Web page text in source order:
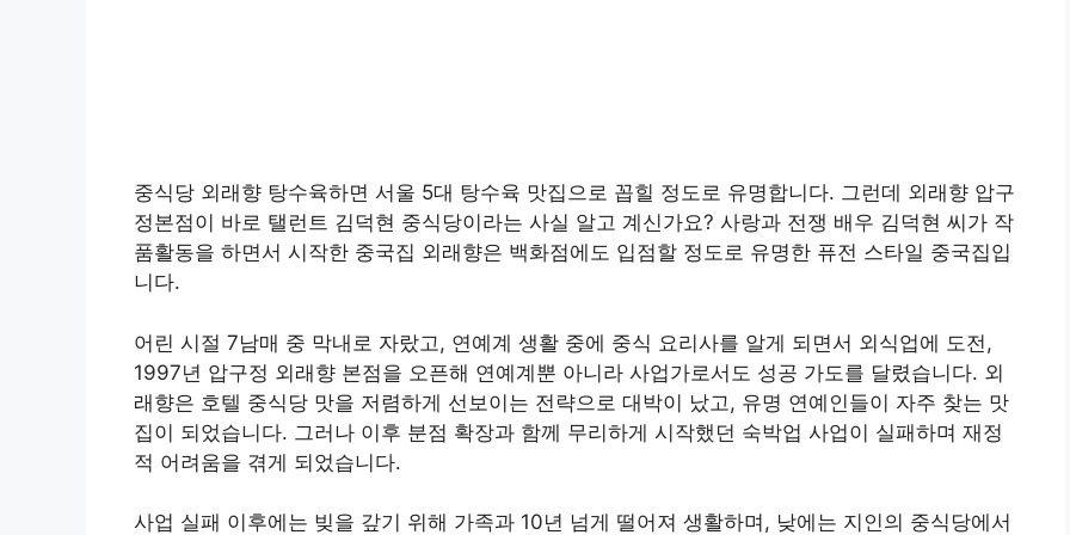
중식당 외래향 탕수육하면 서울 5대 탕수육 맛집으로 꼽힐 정도로 유명합니다. 그런데 외래향 압구
정본점이 바로 탤런트 김덕현 중식당이라는 사실 알고 계신가요? 사랑과 전쟁 배우 김덕현 씨가 작
품활동을 하면서 시작한 중국집 외래향은 백화점에도 입점할 정도로 유명한 퓨전 스타일 중국집입
니다.
어린 시절 7남매 중 막내로 자랐고, 연예계 생활 중에 중식 요리사를 알게 되면서 외식업에 도전,
1997년 압구정 외래향 본점을 오픈해 연예계뿐 아니라 사업가로서도 성공 가도를 달렸습니다. 외
래향은 호텔 중식당 맛을 저렴하게 선보이는 전략으로 대박이 났고, 유명 연예인들이 자주 찾는 맛
집이 되었습니다. 그러나 이후 분점 확장과 함께 무리하게 시작했던 숙박업 사업이 실패하며 재정
적 어려움을 겪게 되었습니다.
사업 실패 이후에는 빚을 갚기 위해 가족과 10년 넘게 떨어져 생활하며, 낮에는 지인의 중식당에서